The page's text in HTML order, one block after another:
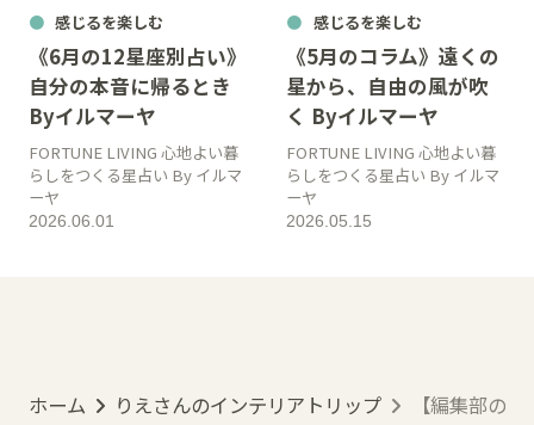
感じるを楽しむ
《6月の12星座別占い》
自分の本音に帰るとき
Byイルマーヤ
2026.06.01
FORTUNE LIVING 心地よい暮
らしをつくる星占い By イルマ
ーヤ
感じるを楽しむ
《5月のコラム》遠くの
星から、自由の風が吹
く Byイルマーヤ
2026.05.15
FORTUNE LIVING 心地よい暮
らしをつくる星占い By イルマ
ーヤ
ホーム りえさんのインテリアトリップ 【編集部の